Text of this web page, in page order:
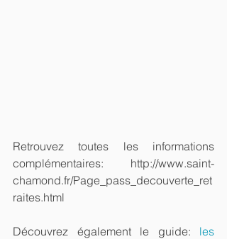
Retrouvez toutes les informations
complémentaires: http://www.saint-
chamond.fr/Page_pass_decouverte_ret
raites.html
Découvrez également le guide: les